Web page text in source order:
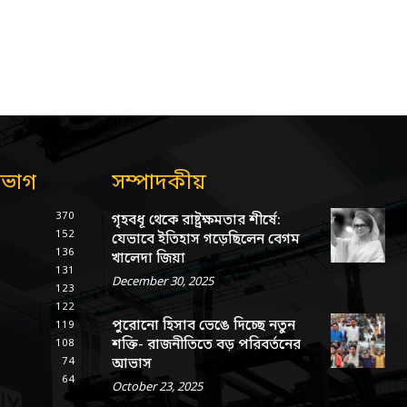
370
152
136
131
123
122
119
108
74
64
সম্পাদকীয়
গৃহবধূ থেকে রাষ্ট্রক্ষমতার শীর্ষে:
যেভাবে ইতিহাস গড়েছিলেন বেগম
খালেদা জিয়া
December 30, 2025
পুরোনো হিসাব ভেঙে দিচ্ছে নতুন
শক্তি- রাজনীতিতে বড় পরিবর্তনের
আভাস
October 23, 2025